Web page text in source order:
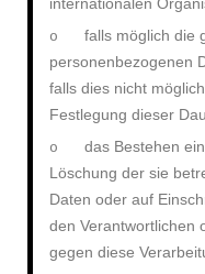
internationalen
o falls möglich die
personenbezogenen
falls dies nicht
Festlegung dieser
o das Bestehen
Löschung der sie
Daten oder auf
den Verantwortlichen
gegen diese